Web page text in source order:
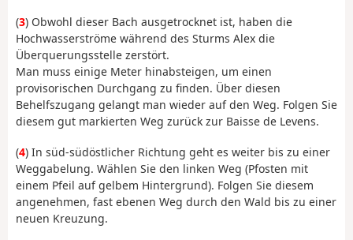
(3) Obwohl dieser Bach ausgetrocknet ist, haben die
Hochwasserströme während des Sturms Alex die
Überquerungsstelle zerstört.
Man muss einige Meter hinabsteigen, um einen
provisorischen Durchgang zu finden. Über diesen
Behelfszugang gelangt man wieder auf den Weg. Folgen Sie
diesem gut markierten Weg zurück zur Baisse de Levens.
(4) In süd-südöstlicher Richtung geht es weiter bis zu einer
Weggabelung. Wählen Sie den linken Weg (Pfosten mit
einem Pfeil auf gelbem Hintergrund). Folgen Sie diesem
angenehmen, fast ebenen Weg durch den Wald bis zu einer
neuen Kreuzung.